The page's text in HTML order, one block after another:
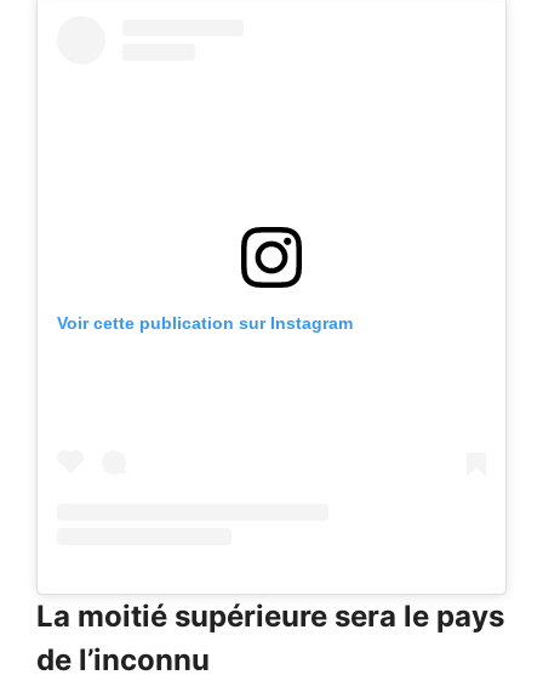
Voir cette publication sur Instagram
La moitié supérieure sera le pays
de l’inconnu